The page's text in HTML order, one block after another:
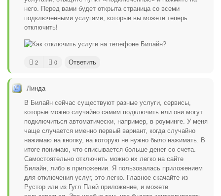
него. Перед вами будет открыта страница со всеми
подключенными услугами, которые вы можете теперь
отключить!
2 0 Ответить
Линда
В Билайн сейчас существуют разные услуги, сервисы,
которые можно случайно самим подключить или они могут
подключиться автоматически, например, в роуминге. У меня
чаще случается именно первый вариант, когда случайно
нажимаю на кнопку, на которую не нужно было нажимать. В
итоге понимаю, что списывается больше денег со счета.
Самостоятельно отключить можно их легко на сайте
Билайн, либо в приложении. Я пользовалась приложением
для отключения услуг, это легко. Главное скачайте из
Рустор или из Гугл Плей приложение, и можете